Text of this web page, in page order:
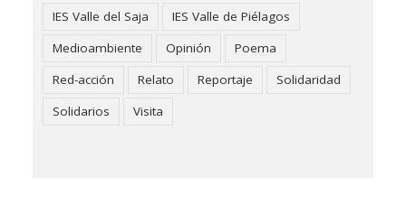
IES Valle del Saja
IES Valle de Piélagos
Medioambiente
Opinión
Poema
Red-acción
Relato Reportaje
Solidaridad
Solidarios
Visita